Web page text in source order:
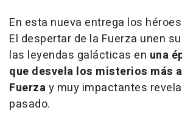
En esta nueva entrega los
El despertar de la Fuerza unen
las leyendas galácticas en una
que desvela los misterios más
Fuerzay muy impactantes
pasado.